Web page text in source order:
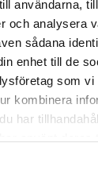
användarna,
och analysera
sådana
enhet till de
som vi
kombinera
har